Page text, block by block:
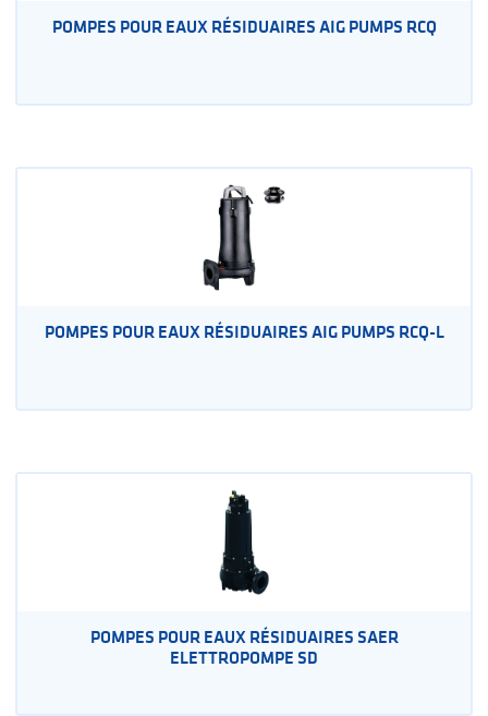
POMPES POUR EAUX RÉSIDUAIRES AIG PUMPS RCQ
POMPES POUR EAUX RÉSIDUAIRES AIG PUMPS RCQ-L
POMPES POUR EAUX RÉSIDUAIRES SAER
ELETTROPOMPE SD